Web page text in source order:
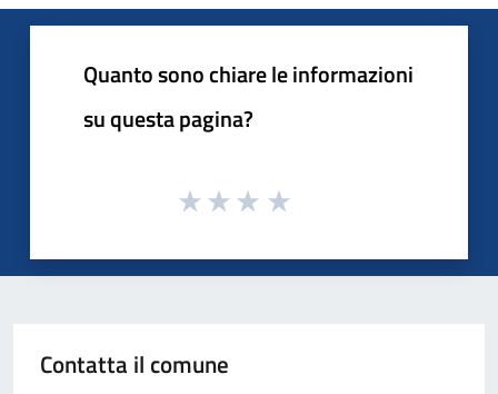
Quanto sono chiare le informazioni
su questa pagina?
Contatta il comune